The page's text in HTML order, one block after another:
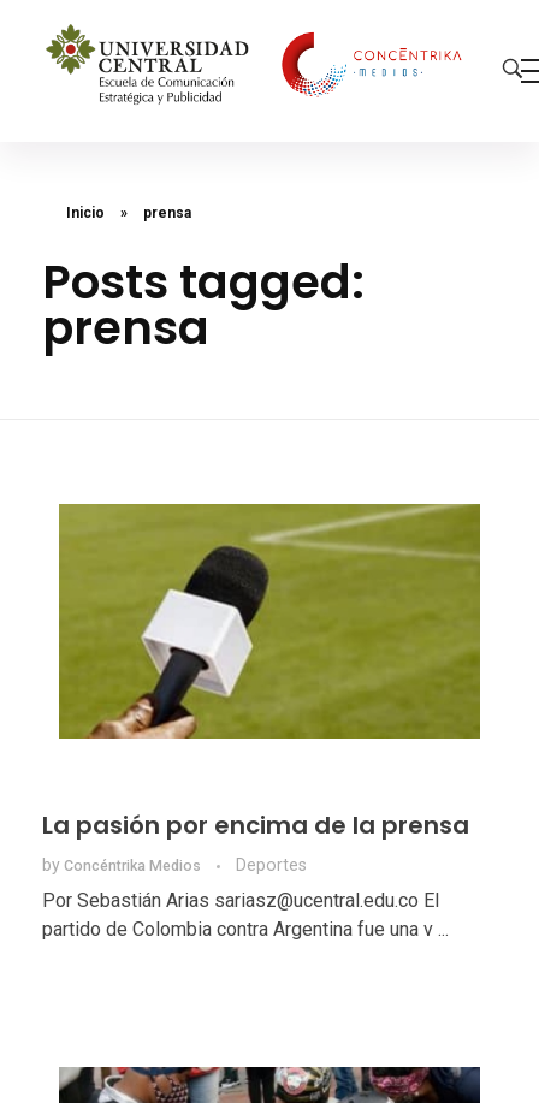
Inicio » prensa
Posts tagged:
prensa
La pasión por encima de la prensa
by Concéntrika Medios Deportes
Por Sebastián Arias sariasz@ucentral.edu.co El
partido de Colombia contra Argentina fue una v ...